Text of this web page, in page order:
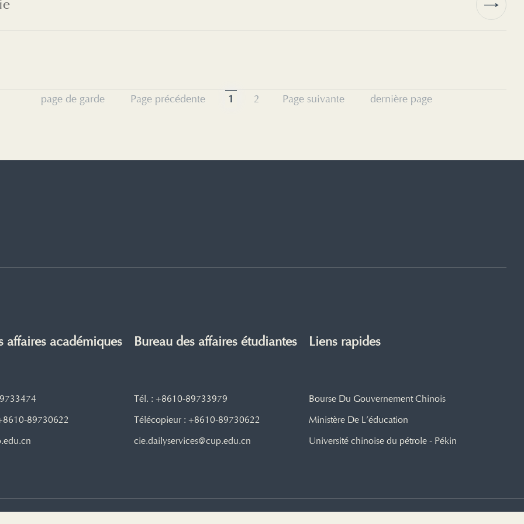
page de garde Page précédente 1 2 Page suivante dernière page
affaires académiques
89730622
Bureau des affaires étudiantes
Tél. : +8610-89733979
Télécopieur : +8610-89730622
cie.dailyservices@cup.edu.cn
Liens rapides
Bourse Du Gouvernement Chinois
Ministère De L’éducation
Université chinoise du pétrole - Pékin